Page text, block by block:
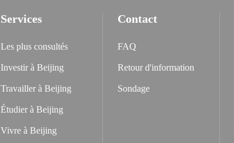
Services
Les plus consultés
Investir à Beijing
Travailler à Beijing
Étudier à Beijing
Vivre à Beijing
Contact
FAQ
Retour d'information
Sondage